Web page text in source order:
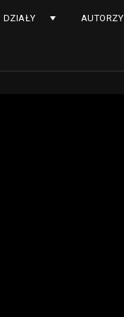
DZIAŁY AUTORZY